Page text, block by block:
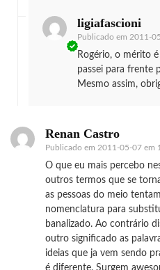
ligiafascioni
Publicado em 2011-
Rogério, o mérito
passei para frente
Mesmo assim,
Renan Castro
Publicado em 2011-05-07 em
O que eu mais percebo
outros termos que se
as pessoas do meio
nomenclatura para
banalizado. Ao contrário
outro significado as
ideias que ja vem sendo